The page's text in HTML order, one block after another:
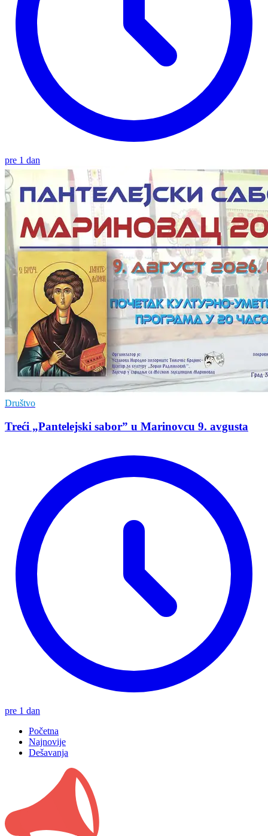
pre 1 dan
Društvo
Treći „Pantelejski sabor” u Marinovcu 9. avgusta
pre 1 dan
Početna
Najnovije
Dešavanja